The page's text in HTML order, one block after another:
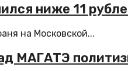
ниже 11
на Московской...
МАГАТЭ